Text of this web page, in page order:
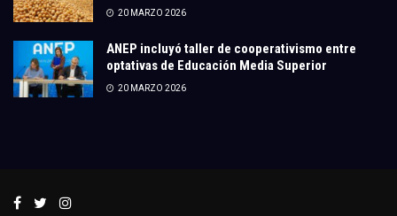
20 MARZO 2026
ANEP incluyó taller de cooperativismo entre
optativas de Educación Media Superior
20 MARZO 2026